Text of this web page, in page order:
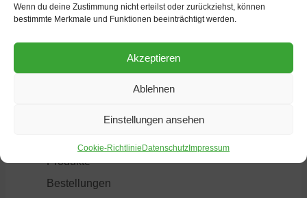
Wenn du deine Zustimmung nicht erteilst oder zurückziehst, können
bestimmte Merkmale und Funktionen beeinträchtigt werden.
Akzeptieren
Ablehnen
Einstellungen ansehen
Cookie-RichtlinieDatenschutzImpressum
48163 Münster
E-Mail:info@tollkoetter.de
Produkte
Bestellungen